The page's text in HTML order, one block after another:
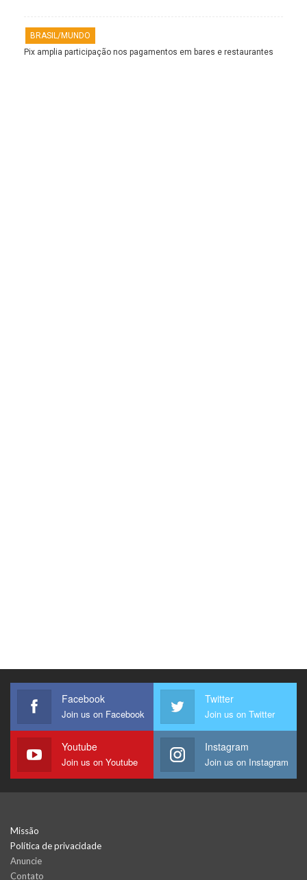
BRASIL/MUNDO
Pix amplia participação nos pagamentos em bares e restaurantes
Facebook
Join us on Facebook
Twitter
Join us on Twitter
Youtube
Join us on Youtube
Instagram
Join us on Instagram
Missão
Política de privacidade
Anuncie
Contato